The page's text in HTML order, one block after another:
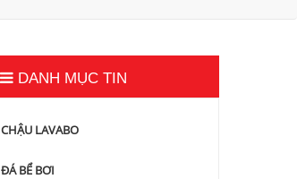
DANH MỤC TIN
CHẬU LAVABO
ĐÁ BỂ BƠI